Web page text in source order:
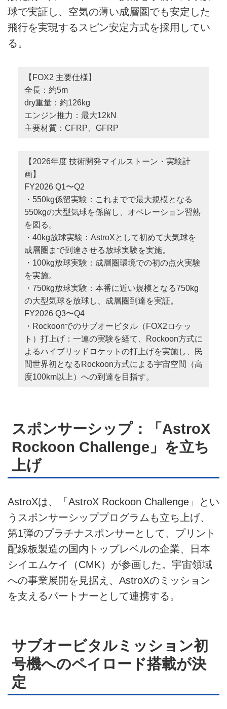
球で実証し、空気の薄い成層圏でも安定した
飛行を実現するスピン安定方式を採用してい
る。
【FOX2 主要仕様】
全長：約5m
dry重量：約126kg
エンジン推力：最大12kN
主要材質：CFRP、GFRP
【2026年度 技術開発マイルストーン・実験計
画】
FY2026 Q1〜Q2
・550kg係留実験：これまでで最大規模となる
550kgの大型気球を係留し、オペレーション習熟
を図る。
・40kg放球実験：AstroXとして初めて大気球を
成層圏まで到達させる放球実験を実施。
・100kg放球実験：成層圏環境での初の点火実験
を実施。
・750kg放球実験：本番に近い規模となる750kg
の大型気球を放球し、成層圏到達を実証。
FY2026 Q3〜Q4
・Rockoonでのサブオービタル（FOX2ロケッ
ト）打上げ：一連の実験を経て、Rockoon方式に
よるハイブリッドロケットの打上げを実施し、民
間世界初となるRockoon方式による宇宙空間（高
度100km以上）への到達を目指す。
スポンサーシップ：「AstroX
Rockoon Challenge」を立ち
上げ
AstroXは、「AstroX Rockoon Challenge」とい
うスポンサーシッププログラムも立ち上げ、
第1弾のプラチナスポンサーとして、プリント
配線板製造の国内トップレベルの企業、日本
シイエムケイ（CMK）が参画した。宇宙領域
への事業展開を見据え、AstroXのミッション
を支えるパートナーとして連携する。
サブオービタルミッション初
号機へのペイロード搭載が決
定